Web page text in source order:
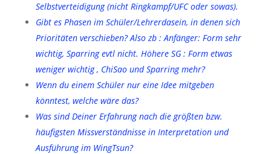
Selbstverteidigung (nicht Ringkampf/UFC oder sowas).
Gibt es Phasen im Schüler/Lehrerdasein, in denen sich
Prioritäten verschieben?Also zb :Anfänger: Form sehr
wichtig, Sparring evtl nicht. Höhere SG : Form etwas
weniger wichtig , ChiSao und Sparring mehr?
Wenn du einem Schüler nur eine Idee mitgeben
könntest, welche wäre das?
Was sind Deiner Erfahrung nach die größten bzw.
häufigsten Missverständnisse in Interpretation und
Ausführung im WingTsun?